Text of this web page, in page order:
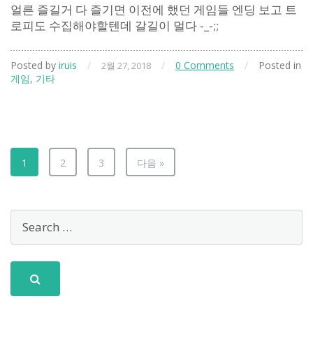
얼른 즐길거 다 즐기면 이전에 했던 게임들 엔딩 보고 트
로피도 수집해야할텐데 갈길이 멀다 -_-;;
Posted by iruis / 2월 27, 2018 / 0 Comments /
Posted in
게임, 기타
1 2 3 다음 »